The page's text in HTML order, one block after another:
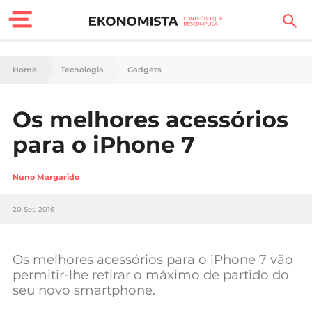
Finanças Pessoais
Carreira
Casa
Tecnologia
Negócios
Home Tecnologia Gadgets
Os melhores acessórios
para o iPhone 7
Nuno Margarido
20 Set, 2016
Os melhores acessórios para o iPhone 7 vão
permitir-lhe retirar o máximo de partido do
seu novo smartphone.